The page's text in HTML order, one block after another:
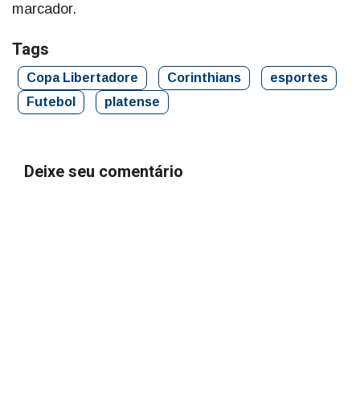
marcador.
Tags
Copa Libertadore Corinthians
esportes
Futebol
platense
Deixe seu comentário